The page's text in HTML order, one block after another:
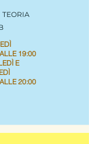
TEORIA
19:00
E
20:00